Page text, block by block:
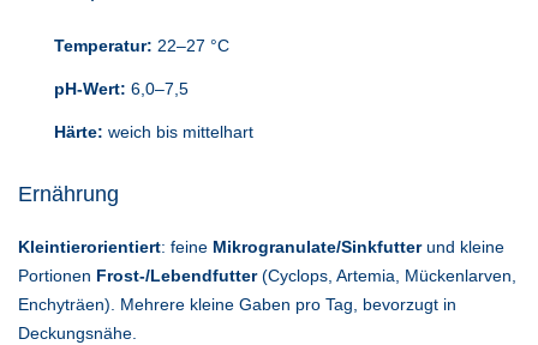
Temperatur: 22–27 °C
pH-Wert: 6,0–7,5
Härte: weich bis mittelhart
Ernährung
Kleintierorientiert: feine Mikrogranulate/Sinkfutterund kleine
Portionen Frost-/Lebendfutter(Cyclops, Artemia, Mückenlarven,
Enchyträen). Mehrere kleine Gaben pro Tag, bevorzugt in
Deckungsnähe.